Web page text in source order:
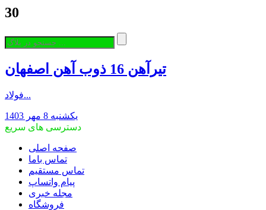
30
تیرآهن 16 ذوب آهن اصفهان
فولاد...
یکشنبه 8 مهر 1403
دسترسی های سریع
صفحه اصلی
تماس باما
تماس مستقیم
پیام واتساپ
مجله خبری
فروشگاه